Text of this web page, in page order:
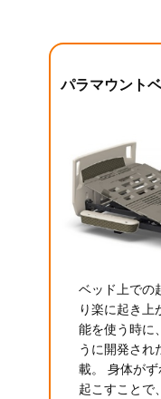
パラマウント
ベッド上での
り楽に起き上
能を使う時に
うに開発され
載。 身体が
起こすことで